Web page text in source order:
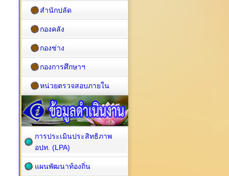
สำนักปลัด
กองคลัง
กองช่าง
กองการศึกษาฯ
หน่วยตรวจสอบภายใน
การประเมินประสิทธิภาพ
อปท. (LPA)
แผนพัฒนาท้องถิ่น